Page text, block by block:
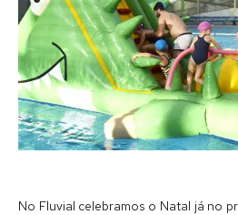
No Fluvial celebramos o Natal já no